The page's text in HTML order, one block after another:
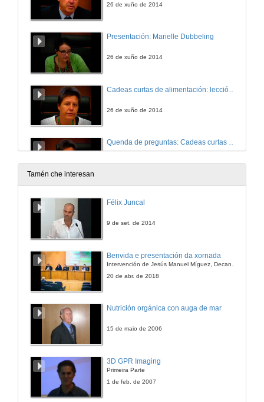
26 de xuño de 2014
Presentación: Marielle Dubbeling
26 de xuño de 2014
26 de xuño de 2014
Quenda de preguntas: Cadeas curtas de alimentación
26 de xuño de 2014
26 de xuño de 2014
26 de xuño de 2014
Tamén che interesan
Félix Juncal
9 de set. de 2014
Benvida e presentación da xornada
Intervención de Jesús Manuel Míguez, Decano da Facultade de Bioloxía
20 de abr. de 2018
Nutrición orgánica con auga de mar
15 de maio de 2006
3D GPR Imaging
Primeira Parte
1 de feb. de 2007